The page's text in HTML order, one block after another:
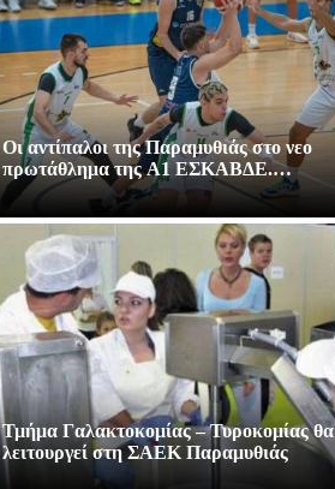
Οι αντίπαλοι της Παραμυθιάς στο νεο
πρωτάθλημα της A1 ΕΣΚΑΒΔΕ.…
Τμήμα Γαλακτοκομίας – Τυροκομίας θα
λειτουργεί στη ΣΑΕΚ Παραμυθιάς